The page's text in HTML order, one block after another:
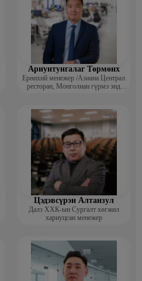
Ариунтунгалаг Төрмөнх
Ерөнхий менежер /Азиана Централ
ресторан, Монголиан гүрмэ энд
Цэдэвсүрэн Алтанзул
Далз ХХК-ын Сургалт хөгжил
хариуцсан менежер